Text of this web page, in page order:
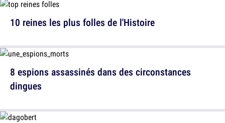
10 reines les plus folles de l'Histoire
8 espions assassinés dans des circonstances
dingues